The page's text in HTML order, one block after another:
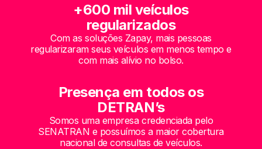
+600 mil veículos
regularizados
Com as soluções Zapay, mais pessoas
regularizaram seus veículos em menos tempo e
com mais alívio no bolso.
Presença em todos os
DETRAN’s
Somos uma empresa credenciada pelo
SENATRAN e possuímos a maior cobertura
nacional de consultas de veículos.